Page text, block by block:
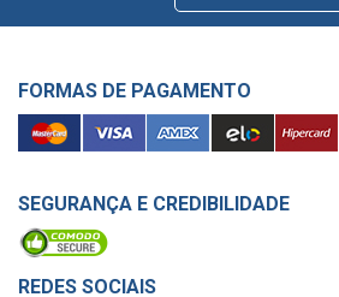
FORMAS DE PAGAMENTO
SEGURANÇA E CREDIBILIDADE
REDES SOCIAIS